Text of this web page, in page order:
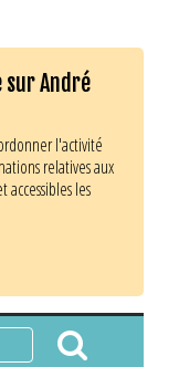
sur André
l'activité
relatives aux
les